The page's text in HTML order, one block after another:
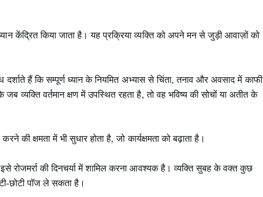
केंद्रित किया जाता है। यह प्रक्रिया व्यक्ति को अपने मन से जुड़ी आवाज़ों को
हैं कि सम्पूर्ण ध्यान के नियमित अभ्यास से चिंता, तनाव और अवसाद में काफी
व्यक्ति वर्तमान क्षण में उपस्थित रहता है, तो वह भविष्य की सोचों या अतीत के
की क्षमता में भी सुधार होता है, जो कार्यक्षमता को बढ़ाता है।
रोजमर्रा की दिनचर्या में शामिल करना आवश्यक है। व्यक्ति सुबह के वक्त कुछ
छोटी पॉज ले सकता है।